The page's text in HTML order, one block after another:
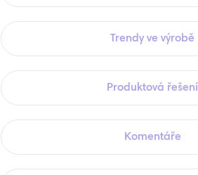
Trendy ve výrobě
Produktová řešení
Komentáře